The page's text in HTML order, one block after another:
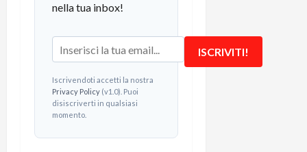
nella tua inbox!
ISCRIVITI!
Iscrivendoti accetti la nostra
Privacy Policy (v1.0). Puoi
disiscriverti in qualsiasi
momento.